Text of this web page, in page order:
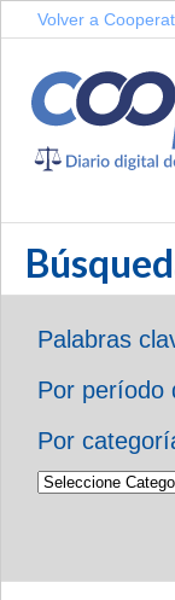
Volver a
Palabras
Por período
Por